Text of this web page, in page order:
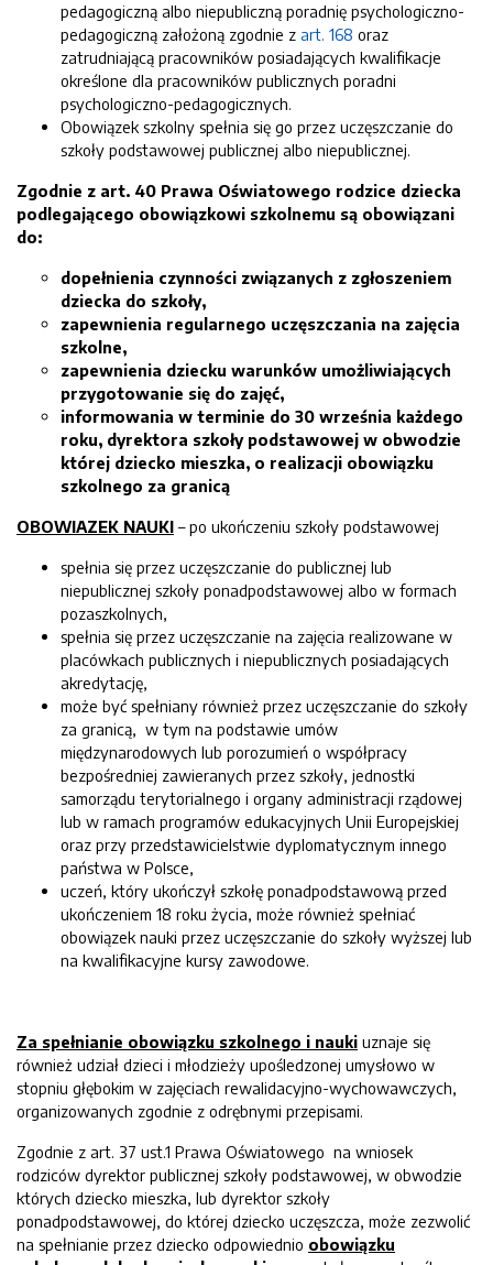
pedagogiczną albo niepubliczną poradnię psychologiczno-
pedagogiczną założoną zgodnie z art. 168 oraz
zatrudniającą pracowników posiadających kwalifikacje
określone dla pracowników publicznych poradni
psychologiczno-pedagogicznych.
Obowiązek szkolny spełnia się go przez uczęszczanie do
szkoły podstawowej publicznej albo niepublicznej.
Zgodnie z art. 40 Prawa Oświatowego rodzice dziecka
podlegającego obowiązkowi szkolnemu są obowiązani
do:
dopełnienia czynności związanych z zgłoszeniem
dziecka do szkoły,
zapewnienia regularnego uczęszczania na zajęcia
szkolne,
zapewnienia dziecku warunków umożliwiających
przygotowanie się do zajęć,
informowania w terminie do 30 września każdego
roku, dyrektora szkoły podstawowej w obwodzie
której dziecko mieszka, o realizacji obowiązku
szkolnego za granicą
OBOWIAZEK NAUKI – po ukończeniu szkoły podstawowej
spełnia się przez uczęszczanie do publicznej lub
niepublicznej szkoły ponadpodstawowej albo w formach
pozaszkolnych,
spełnia się przez uczęszczanie na zajęcia realizowane w
placówkach publicznych i niepublicznych posiadających
akredytację,
może być spełniany również przez uczęszczanie do szkoły
za granicą, w tym na podstawie umów
międzynarodowych lub porozumień o współpracy
bezpośredniej zawieranych przez szkoły, jednostki
samorządu terytorialnego i organy administracji rządowej
lub w ramach programów edukacyjnych Unii Europejskiej
oraz przy przedstawicielstwie dyplomatycznym innego
państwa w Polsce,
uczeń, który ukończył szkołę ponadpodstawową przed
ukończeniem 18 roku życia, może również spełniać
obowiązek nauki przez uczęszczanie do szkoły wyższej lub
na kwalifikacyjne kursy zawodowe.
Za spełnianie obowiązku szkolnego i nauki uznaje się
również udział dzieci i młodzieży upośledzonej umysłowo w
stopniu głębokim w zajęciach rewalidacyjno-wychowawczych,
organizowanych zgodnie z odrębnymi przepisami.
Zgodnie z art. 37 ust.1 Prawa Oświatowego na wniosek
rodziców dyrektor publicznej szkoły podstawowej, w obwodzie
których dziecko mieszka, lub dyrektor szkoły
ponadpodstawowej, do której dziecko uczęszcza, może zezwolić
na spełnianie przez dziecko odpowiednio obowiązku